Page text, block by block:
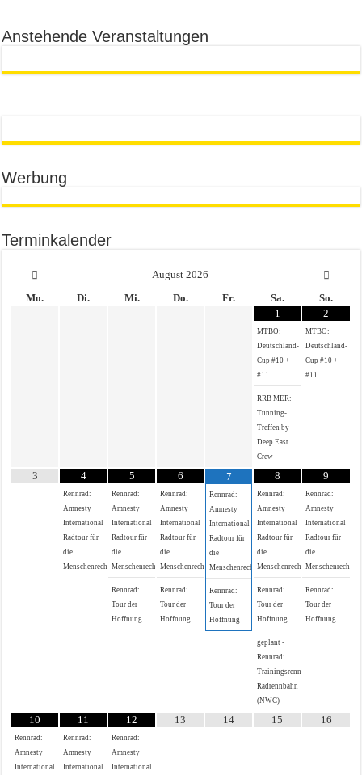
Anstehende Veranstaltungen
Werbung
Terminkalender
August 2026
Mo.
Di. Mi. Do. Fr. Sa.
So.
1
MTBO:
Deutschland-
Cup #10 +
#11
RRB MER:
Tunning-
Treffen by
Deep East
Crew
2
MTBO:
Deutschland-
Cup #10 +
#11
3 4
Rennrad:
Amnesty
International
Radtour für
die
Menschenrechte
5
Rennrad:
Amnesty
International
Radtour für
die
Menschenrechte
Rennrad:
Tour der
Hoffnung
6
Rennrad:
Amnesty
International
Radtour für
die
Menschenrechte
Rennrad:
Tour der
Hoffnung
7
Rennrad:
Amnesty
International
Radtour für
die
Menschenrechte
Rennrad:
Tour der
Hoffnung
8
Rennrad:
Amnesty
International
Radtour für
die
Menschenrechte
Rennrad:
Tour der
Hoffnung
geplant -
Rennrad:
Trainingsrennen
Radrennbahn
(NWC)
9
Rennrad:
Amnesty
International
Radtour für
die
Menschenrechte
Rennrad:
Tour der
Hoffnung
10
Rennrad:
Amnesty
International
11
Rennrad:
Amnesty
International
12
Rennrad:
Amnesty
International
13 14 15 16